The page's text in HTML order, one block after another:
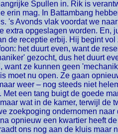
Spullen in. Rik is
erin mag. In Battambang
's Avonds vlak voordat we
extra opgeslagen worden.
de receptie erbij. Hij begint
het duurt even, want de
gezocht, dus het duurt
want ze kunnen geen
moet nu open. Ze gaan
weer – nog steeds niet
een tang buigt de goede
wat in de kamer, terwijl de
zoekpoging ondernomen
opnieuw een kwartier heeft
ons nog aan de kluis maar